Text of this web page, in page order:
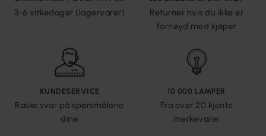
3-6 virkedager (lagervarer)
Returner hvis du ikke er
fornøyd med kjøpet
KUNDESERVICE
Raske svar på spørsmålene
dine
10 000 LAMPER
Fra over 20 kjente
merkevarer